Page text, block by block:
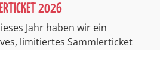
2026
Jahr haben wir ein
limitiertes Sammlerticket